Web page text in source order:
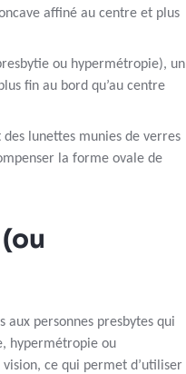
affiné au centre et plus
ou hypermétropie), un
fin au bord qu’au centre
lunettes munies de verres
la forme ovale de
aux personnes presbytes qui
hypermétropie ou
ce qui permet d’utiliser